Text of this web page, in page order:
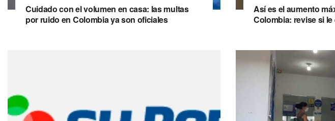
Cuidado con el volumen en casa: las multas
por ruido en Colombia ya son oficiales
Así es el aumento
Colombia: revise si